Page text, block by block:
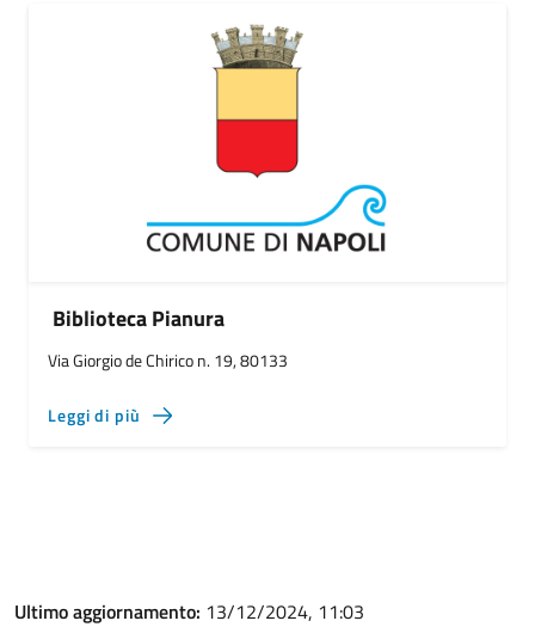
Biblioteca Pianura
Via Giorgio de Chirico n. 19, 80133
Leggi di più
Ultimo aggiornamento: 13/12/2024, 11:03